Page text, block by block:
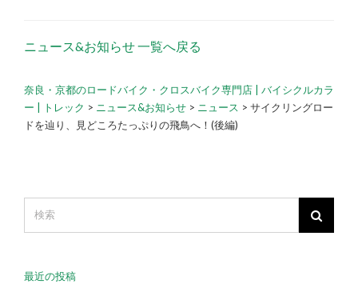
ニュース&お知らせ 一覧へ戻る
奈良・京都のロードバイク・クロスバイク専門店 | バイシクルカラ
ー | トレック > ニュース&お知らせ > ニュース > サイクリングロー
ドを辿り、見どころたっぷりの飛鳥へ！(後編)
最近の投稿